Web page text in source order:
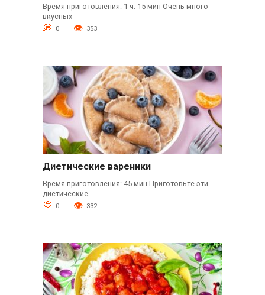
Время приготовления: 1 ч. 15 мин Очень много
вкусных
0 353
Диетические вареники
Время приготовления: 45 мин Приготовьте эти
диетические
0 332